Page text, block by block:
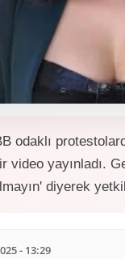
odaklı
video yayınladı.
diyerek
- 13:29